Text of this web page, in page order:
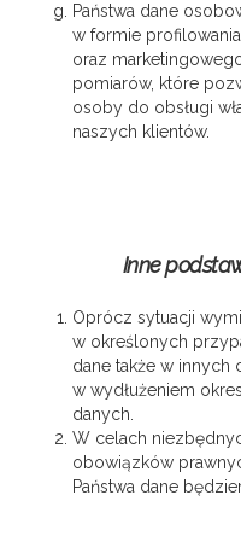
Państwa dane
w formie
oraz
pomiarów, które
osoby do obsługi
naszych klientów.
Inne
Oprócz sytuacji
w określonych
dane także w innych
w wydłużeniem
danych.
W celach
obowiązków
Państwa dane